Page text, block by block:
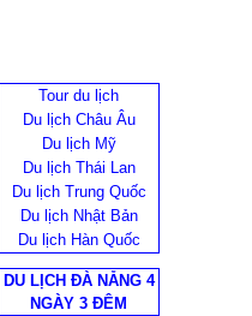
Tour du lịch
Du lịch Châu Âu
Du lịch Mỹ
Du lịch Thái Lan
Du lịch Trung Quốc
Du lịch Nhật Bản
Du lịch Hàn Quốc
DU LỊCH ĐÀ NẴNG 4
NGÀY 3 ĐÊM